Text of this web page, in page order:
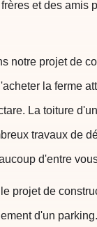
et des amis
notre projet de
la ferme
La toiture
travaux de
d'entre
projet de
d'un